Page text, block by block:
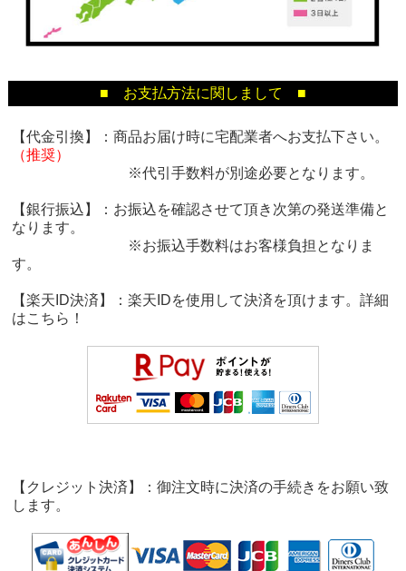
■ お支払方法に関しまして ■
【代金引換】：商品お届け時に宅配業者へお支払下さい。
（推奨）
※代引手数料が別途必要となります。
【銀行振込】：お振込を確認させて頂き次第の発送準備と
なります。
※お振込手数料はお客様負担となりま
す。
【楽天ID決済】：楽天IDを使用して決済を頂けます。詳細
はこちら！
【クレジット決済】：御注文時に決済の手続きをお願い致
します。